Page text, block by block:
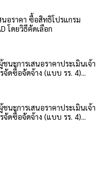
อราคา ซื้อสิทธิโปรแกรม
โดยวิธีคัดเลือก
นะการเสนอราคาประเมินเจ้า
ดซื้อจัดจ้าง (แบบ รร. 4)...
นะการเสนอราคาประเมินเจ้า
ดซื้อจัดจ้าง (แบบ รร. 4)...